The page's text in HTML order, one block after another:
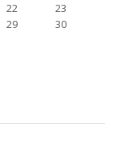
22 23
29 30